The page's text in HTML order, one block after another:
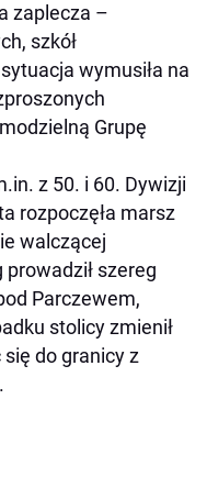
zaplecza –
szkół
wymusiła na
Grupę
z 50. i 60. Dywizji
rozpoczęła marsz
walczącej
szereg
Parczewem,
stolicy zmienił
do granicy z